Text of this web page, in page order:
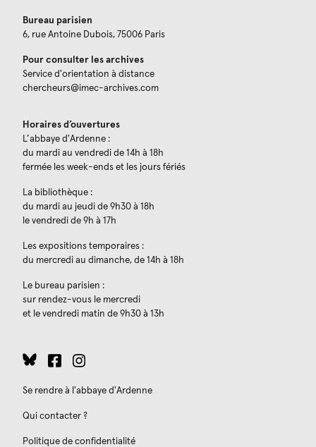
Bureau parisien
6, rue Antoine Dubois, 75006 Paris
Pour consulter les archives
Service d'orientation à distance
chercheurs@imec-archives.com
Horaires d’ouvertures
L’abbaye d'Ardenne :
du mardi au vendredi de 14h à 18h
fermée les week-ends et les jours fériés
La bibliothèque :
du mardi au jeudi de 9h30 à 18h
le vendredi de 9h à 17h
Les expositions temporaires :
du mercredi au dimanche, de 14h à 18h
Le bureau parisien :
sur rendez-vous le mercredi
et le vendredi matin de 9h30 à 13h
Se rendre à l'abbaye d'Ardenne
Qui contacter ?
Politique de confidentialité